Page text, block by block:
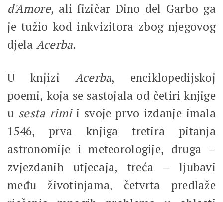
d'Amore, ali fizičar Dino del Garbo ga
je tužio kod inkvizitora zbog njegovog
djela Acerba.
U knjizi Acerba, enciklopedijskoj
poemi, koja se sastojala od četiri knjige
u sesta rimi i svoje prvo izdanje imala
1546, prva knjiga tretira pitanja
astronomije i meteorologije, druga –
zvjezdanih utjecaja, treća – ljubavi
među životinjama, četvrta predlaže